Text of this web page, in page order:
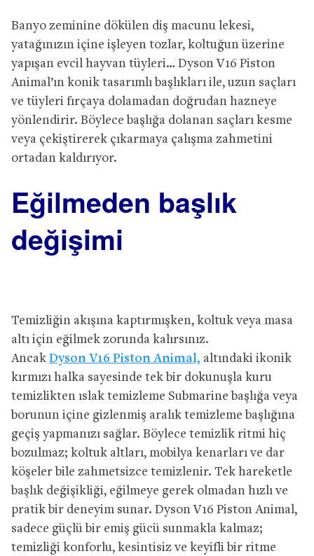
Banyo zeminine dökülen diş macunu lekesi,
yatağınızın içine işleyen tozlar, koltuğun üzerine
yapışan evcil hayvan tüyleri… Dyson V16 Piston
Animal’ın konik tasarımlı başlıkları ile, uzun saçları
ve tüyleri fırçaya dolamadan doğrudan hazneye
yönlendirir. Böylece başlığa dolanan saçları kesme
veya çekiştirerek çıkarmaya çalışma zahmetini
ortadan kaldırıyor.
Eğilmeden başlık
değişimi
Temizliğin akışına kaptırmışken, koltuk veya masa
altı için eğilmek zorunda kalırsınız.
Ancak Dyson V16 Piston Animal, altındaki ikonik
kırmızı halka sayesinde tek bir dokunuşla kuru
temizlikten ıslak temizleme Submarine başlığa veya
borunun içine gizlenmiş aralık temizleme başlığına
geçiş yapmanızı sağlar. Böylece temizlik ritmi hiç
bozulmaz; koltuk altları, mobilya kenarları ve dar
köşeler bile zahmetsizce temizlenir. Tek hareketle
başlık değişikliği, eğilmeye gerek olmadan hızlı ve
pratik bir deneyim sunar. Dyson V16 Piston Animal,
sadece güçlü bir emiş gücü sunmakla kalmaz;
temizliği konforlu, kesintisiz ve keyifli bir ritme